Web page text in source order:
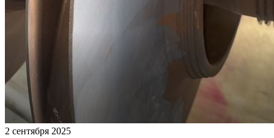
2 сентября 2025